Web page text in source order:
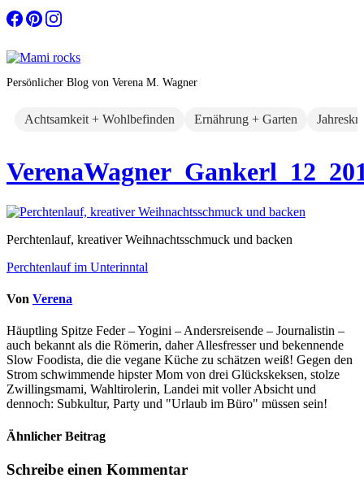
Zum
Inhalt
Persönlicher Blog von Verena M. Wagner
Achtsamkeit + Wohlbefinden Ernährung + Garten
Perchtenlauf, kreativer Weihnachtsschmuck und backen
Beitragsnavigation
Perchtenlauf im Unterinntal
Von Verena
Häuptling Spitze Feder – Yogini – Andersreisende – Journalistin –
auch bekannt als die Römerin, daher Allesfresser und bekennende
Slow Foodista, die die vegane Küche zu schätzen weiß! Gegen den
Strom schwimmende hipster Mom von drei Glückskeksen, stolze
Zwillingsmami, Wahltirolerin, Landei mit voller Absicht und
dennoch: Subkultur, Party und "Urlaub im Büro" müssen sein!
Ähnlicher Beitrag
Schreibe einen Kommentar